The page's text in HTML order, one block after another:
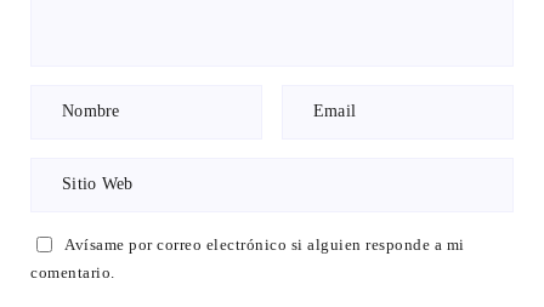
Avísame por correo electrónico si alguien responde a mi
comentario.